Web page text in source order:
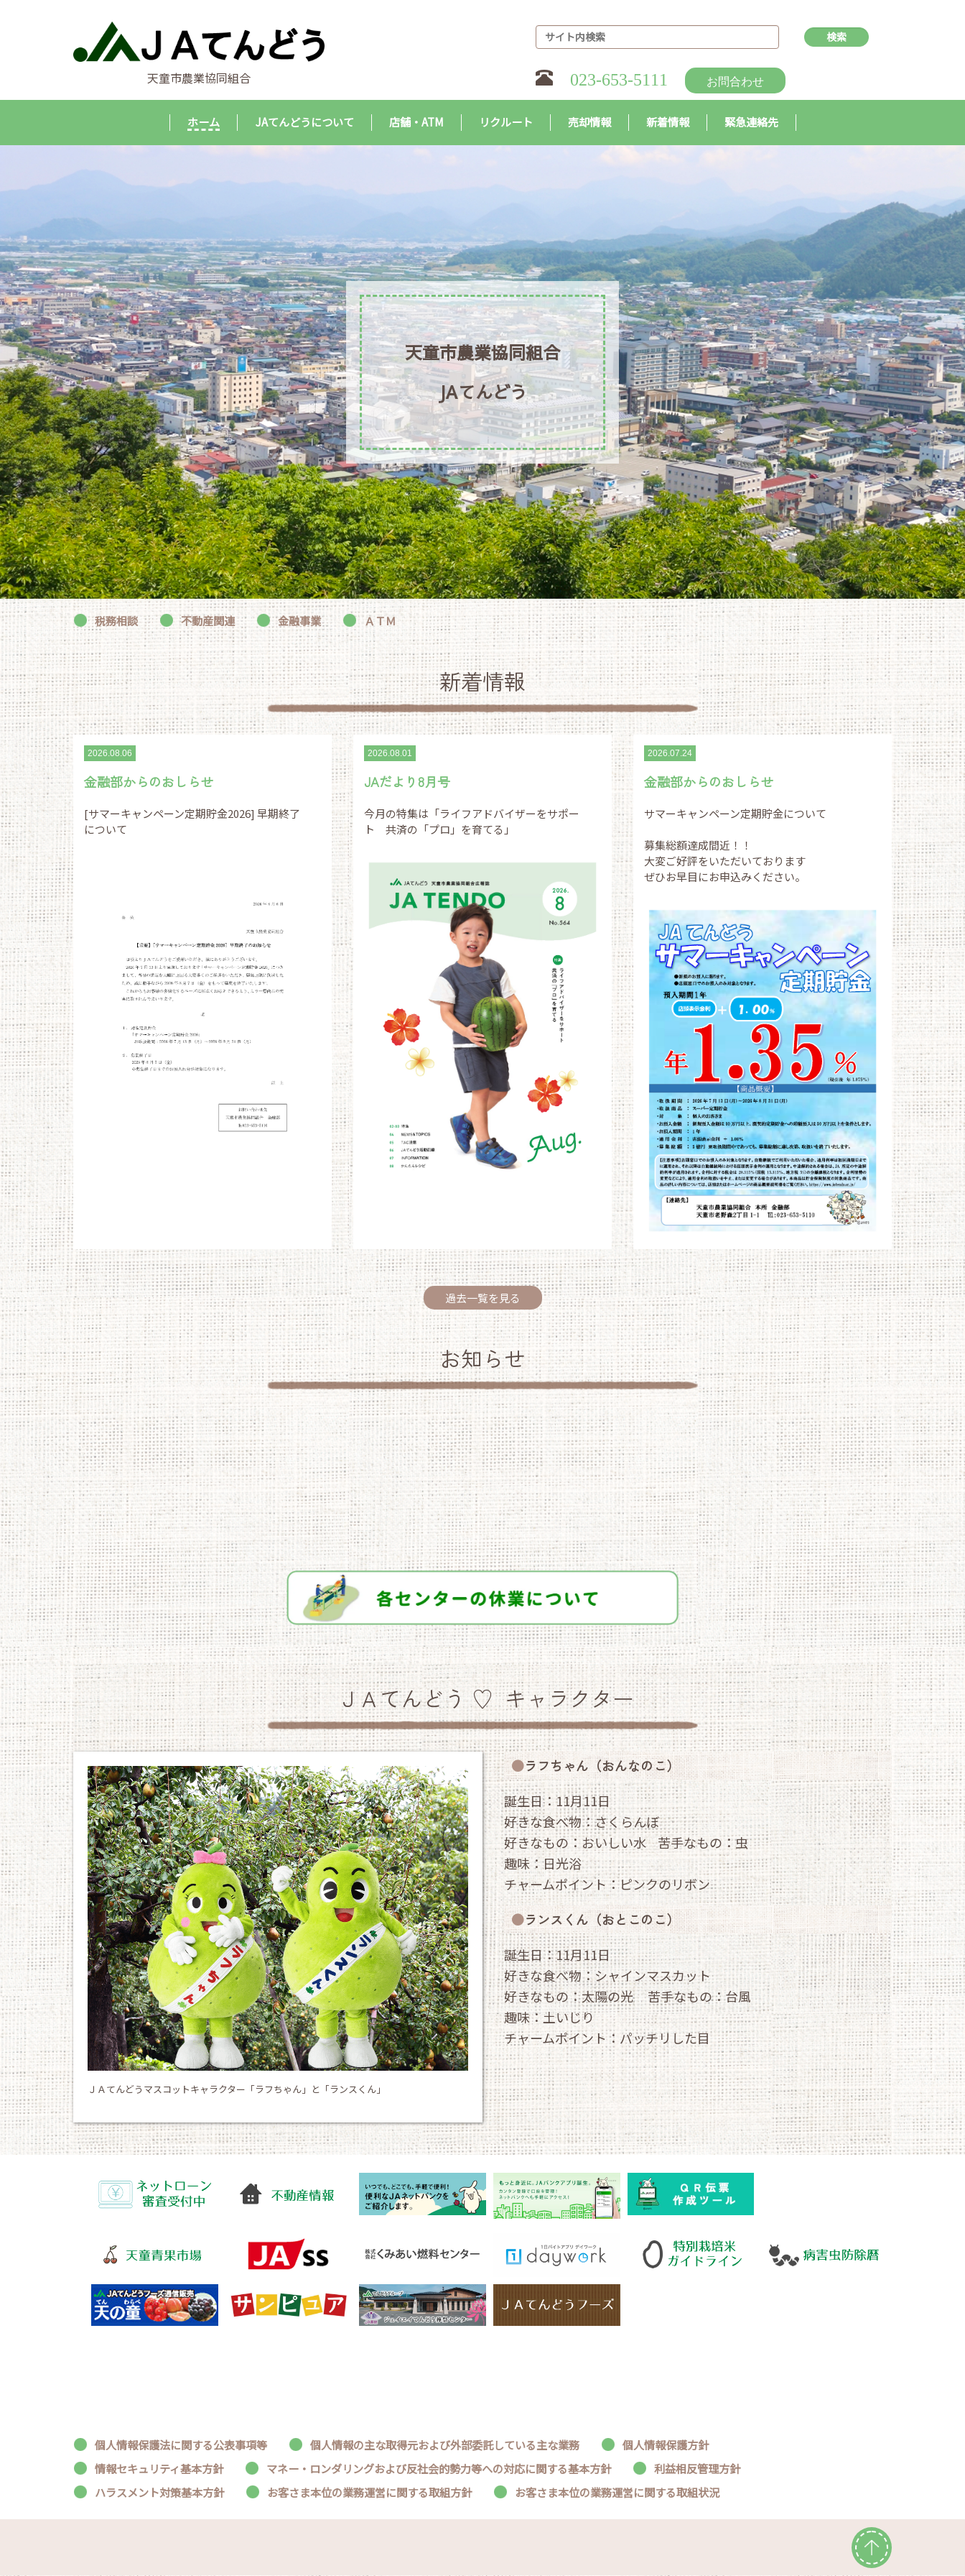
天童市農業協同組合 023-653-5111 お問合わせ
ホーム JAてんどうについて 店舗・ATM リクルート 売却情報 新着情報 緊急連絡先
天童市農業協同組合
JAてんどう
税務相談 不動産関連 金融事業 ＡＴＭ
新着情報
2026.08.06
金融部からのおしらせ
[サマーキャンペーン定期貯金2026] 早期終了
について
2026.08.01
JAだより8月号
今月の特集は「ライフアドバイザーをサポー
ト 共済の「プロ」を育てる」
2026.07.24
金融部からのおしらせ
サマーキャンペーン定期貯金について
募集総額達成間近！！
大変ご好評をいただいております
ぜひお早目にお申込みください。
過去一覧を見る
お知らせ
ＪＡてんどう ♡ キャラクター
ＪＡてんどうマスコットキャラクター「ラフちゃん」と「ランスくん」
ラフちゃん（おんなのこ）
誕生日：11月11日
好きな食べ物：さくらんぼ
好きなもの：おいしい水 苦手なもの：虫
趣味：日光浴
チャームポイント：ピンクのリボン
ランスくん（おとこのこ）
誕生日：11月11日
好きな食べ物：シャインマスカット
好きなもの：太陽の光苦手なもの：台風
趣味：土いじり
チャームポイント：パッチリした目
個人情報保護法に関する公表事項等 個人情報の主な取得元および外部委託している主な業務
個人情報保護方針
情報セキュリティ基本方針
マネー・ロンダリングおよび反社会的勢力等への対応に関する基本方針
利益相反管理方針
ハラスメント対策基本方針
お客さま本位の業務運営に関する取組方針 お客さま本位の業務運営に関する取組状況